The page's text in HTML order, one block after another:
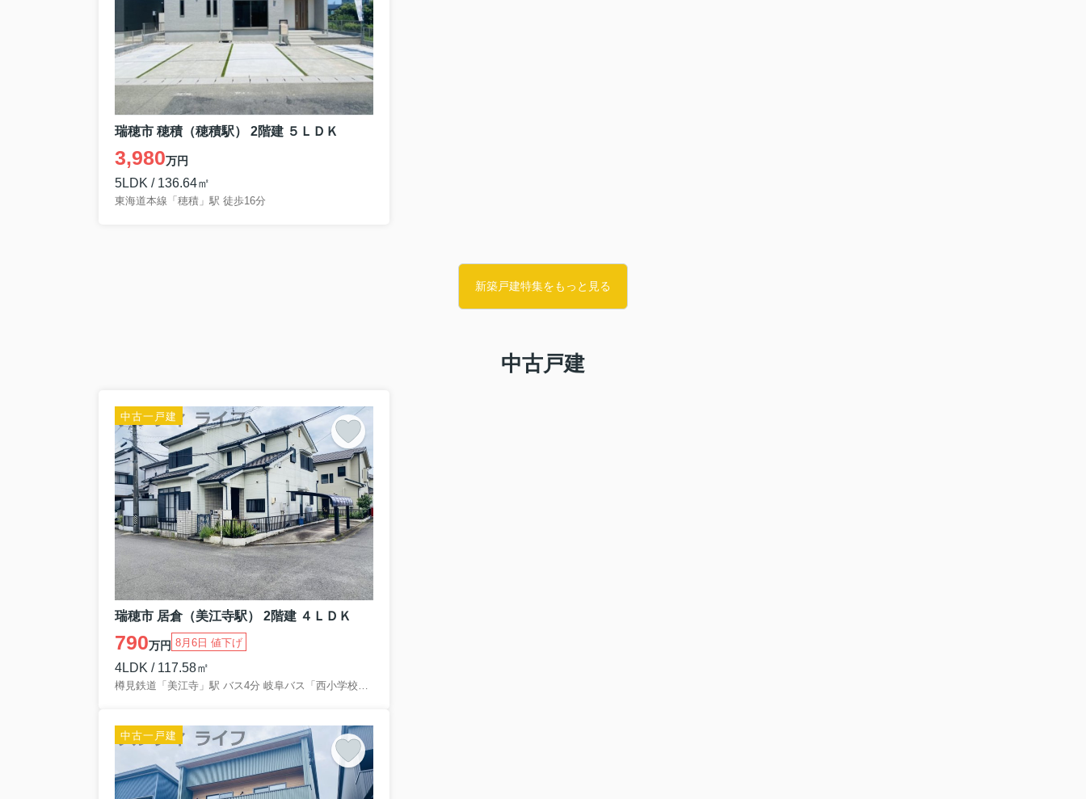
瑞穂市 穂積（穂積駅） 2階建 ５ＬＤＫ
3,980万円
5LDK / 136.64㎡
東海道本線「穂積」駅 徒歩16分
新築戸建特集をもっと見る
中古戸建
中古一戸建
瑞穂市 居倉（美江寺駅） 2階建 ４ＬＤＫ
790万円 8月6日 値下げ
4LDK / 117.58㎡
中古一戸建